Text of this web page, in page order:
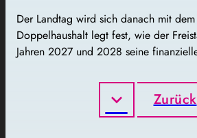
Der Landtag wird sich danach mit
Doppelhaushalt legt fest, wie der
Jahren 2027 und 2028 seine
Zurück